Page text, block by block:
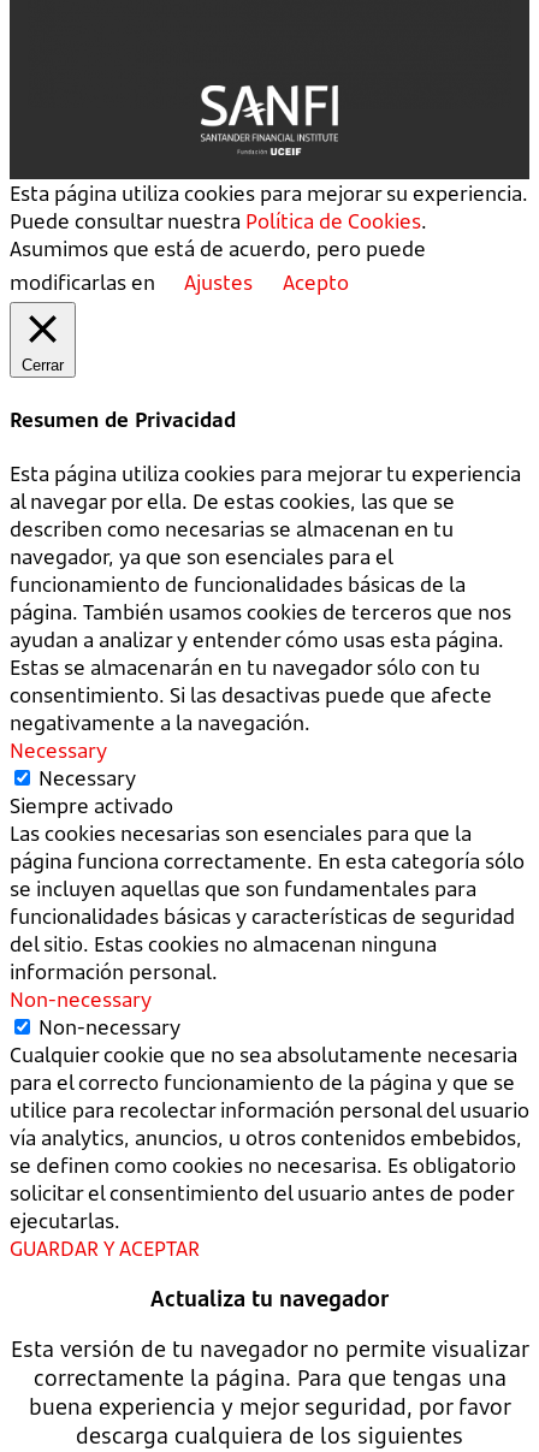
Esta página utiliza cookies para mejorar su experiencia.
Puede consultar nuestra Política de Cookies.
Asumimos que está de acuerdo, pero puede
modificarlas en
Ajustes Acepto
Cerrar
Resumen de Privacidad
Esta página utiliza cookies para mejorar tu experiencia
al navegar por ella. De estas cookies, las que se
describen como necesarias se almacenan en tu
navegador, ya que son esenciales para el
funcionamiento de funcionalidades básicas de la
página. También usamos cookies de terceros que nos
ayudan a analizar y entender cómo usas esta página.
Estas se almacenarán en tu navegador sólo con tu
consentimiento. Si las desactivas puede que afecte
negativamente a la navegación.
Necessary
Necessary
Siempre activado
Las cookies necesarias son esenciales para que la
página funciona correctamente. En esta categoría sólo
se incluyen aquellas que son fundamentales para
funcionalidades básicas y características de seguridad
del sitio. Estas cookies no almacenan ninguna
información personal.
Non-necessary
Non-necessary
Cualquier cookie que no sea absolutamente necesaria
para el correcto funcionamiento de la página y que se
utilice para recolectar información personal del usuario
vía analytics, anuncios, u otros contenidos embebidos,
se definen como cookies no necesarisa. Es obligatorio
solicitar el consentimiento del usuario antes de poder
ejecutarlas.
GUARDAR Y ACEPTAR
Actualiza tu navegador
Esta versión de tu navegador no permite visualizar
correctamente la página. Para que tengas una
buena experiencia y mejor seguridad, por favor
descarga cualquiera de los siguientes